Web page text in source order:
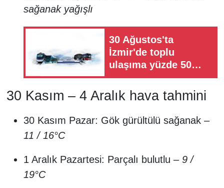
sağanak yağışlı
30 Ağustos'ta
İzmir'de toplu
ulaşıma yüzde 50
indirim geliyor! İşte
kapsam dışı hatlar
30 Kasım – 4 Aralık hava tahmini
30 Kasım Pazar: Gök gürültülü sağanak –
11 / 16°C
1 Aralık Pazartesi: Parçalı bulutlu – 9 /
19°C